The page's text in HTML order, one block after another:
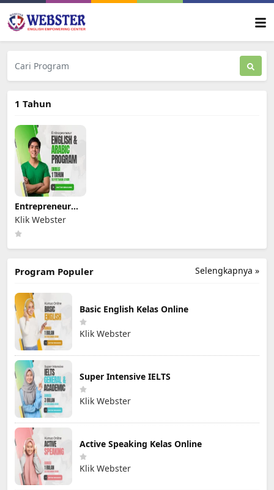
1 Tahun
Entrepreneur
English Arabic
Program
Klik Webster
Selengkapnya »
Program Populer
Basic English Kelas Online
Klik Webster
Super Intensive IELTS
Klik Webster
Active Speaking Kelas Online
Klik Webster